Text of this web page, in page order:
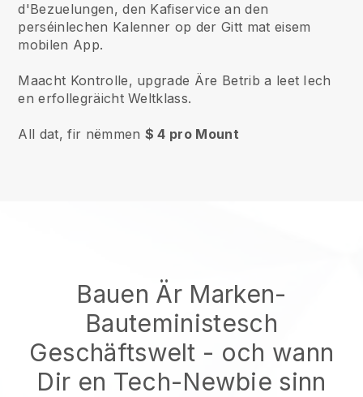
d'Bezuelungen, den Kafiservice an den
perséinlechen Kalenner op der Gitt mat eisem
mobilen App.
Maacht Kontrolle, upgrade Äre Betrib a leet Iech
en erfollegräicht Weltklass.
All dat, fir nëmmen $ 4 pro Mount
Bauen Är Marken-
Bauteministesch
Geschäftswelt - och wann
Dir en Tech-Newbie sinn